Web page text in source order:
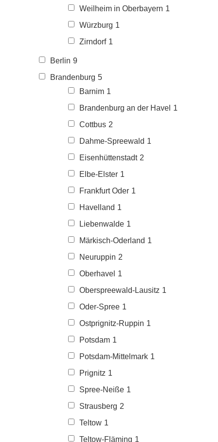
Weilheim in Oberbayern 1
Würzburg 1
Zirndorf 1
Berlin 9
Brandenburg 5
Barnim 1
Brandenburg an der Havel 1
Cottbus 2
Dahme-Spreewald 1
Eisenhüttenstadt 2
Elbe-Elster 1
Frankfurt Oder 1
Havelland 1
Liebenwalde 1
Märkisch-Oderland 1
Neuruppin 2
Oberhavel 1
Oberspreewald-Lausitz 1
Oder-Spree 1
Ostprignitz-Ruppin 1
Potsdam 1
Potsdam-Mittelmark 1
Prignitz 1
Spree-Neiße 1
Strausberg 2
Teltow 1
Teltow-Fläming 1